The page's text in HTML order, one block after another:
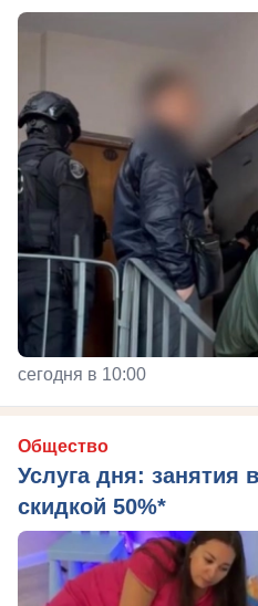
сегодня в 10:00
Общество
Услуга дня: занятия
скидкой 50%*